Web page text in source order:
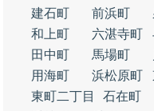
建石町
前浜町
和上町
六湛寺町
田中町
馬場町
用海町
浜松原町
東町二丁目
石在町